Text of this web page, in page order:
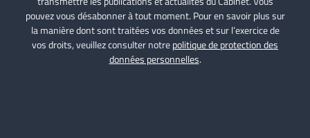
pouvez vous désabonner à tout moment. Pour en savoir plus sur
la manière dont sont traitées vos données et sur l’exercice de
vos droits, veuillez consulter notrepolitique de protection des
données personnelles.